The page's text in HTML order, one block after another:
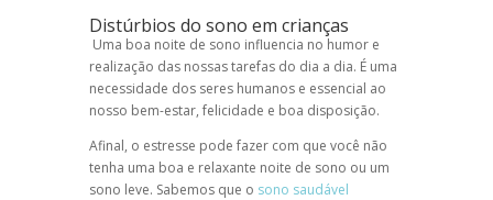
Distúrbios do sono em crianças
Uma boa noite de sono influencia no humor e
realização das nossas tarefas do dia a dia. É uma
necessidade dos seres humanos e essencial ao
nosso bem-estar, felicidade e boa disposição.
Afinal, o estresse pode fazer com que você não
tenha uma boa e relaxante noite de sono ou um
sono leve. Sabemos que o sono saudável